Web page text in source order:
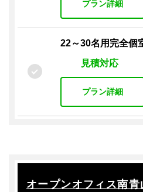
オフィス家具付き 各席コ
セキュリティ
入退室管理
警備（無人）
駐輪場 駐車場
掃除
プラン詳細
22～30名用完全個
見積対応
プラン詳細
オープンオフィス南青